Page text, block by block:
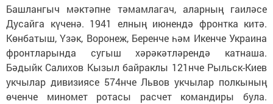
Башлангыч мәктәпне тәмамлагач, аларның гаиләсе
Дусайга күченә. 1941 елның июнендә фронтка китә.
Көнбатыш, Үзәк, Воронеж, Беренче һәм Икенче Украина
фронтларында сугыш хәрәкәтләрендә катнаша.
Бәдыйк Салихов Кызыл байраклы 121нче Рыльск-Киев
укчылар дивизиясе 574нче Львов укчылар полкының
өченче миномет ротасы расчет командиры була.